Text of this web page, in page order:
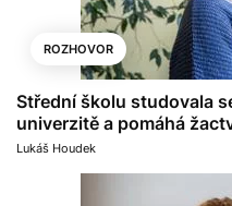
ROZHOVOR
Střední školu studovala
univerzitě a pomáhá
Lukáš Houdek